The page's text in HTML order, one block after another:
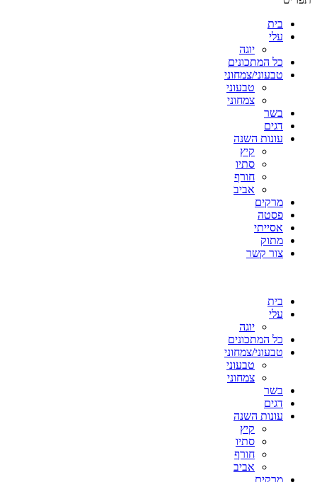
בית
עלי
יוגה
כל המתכונים
טבעוני/צמחוני
טבעוני
צמחוני
בשר
דגים
עונות השנה
קיץ
סתיו
חורף
אביב
מרקים
פסטה
אסייתי
מתוק
צור קשר
בית
עלי
יוגה
כל המתכונים
טבעוני/צמחוני
טבעוני
צמחוני
בשר
דגים
עונות השנה
קיץ
סתיו
חורף
אביב
מרקים